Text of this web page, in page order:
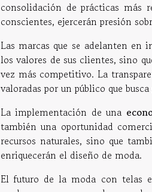
consolidación de prácticas más
conscientes, ejercerán presión
Las marcas que se adelanten en
los valores de sus clientes, sino
vez más competitivo. La
valoradas por un público que
La implementación de una
también una oportunidad
recursos naturales, sino que
enriquecerán el diseño de moda.
El futuro de la moda con telas